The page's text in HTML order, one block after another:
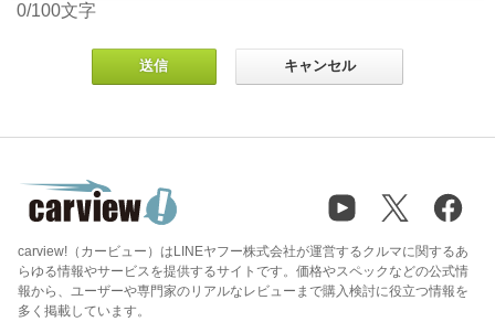
0/100文字
carview!（カービュー）はLINEヤフー株式会社が運営するクルマに関するあ
らゆる情報やサービスを提供するサイトです。価格やスペックなどの公式情
報から、ユーザーや専門家のリアルなレビューまで購入検討に役立つ情報を
多く掲載しています。